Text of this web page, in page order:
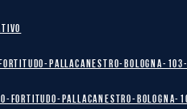
Pallacanestro-Bologna-103-
Fortitudo-Pallacanestro-Bologna-